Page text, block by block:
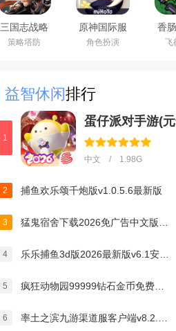
三国志战略
版安卓灵犀
客户端3D最
策略塔防
原神国际服
(Genshin
Impact)下载
角色扮演
香
载飞
益智休闲排行
1
中文 / 1.98G
2 捕鱼欢乐颂千炮版v1.0.5.6最新版
3
4
5
6